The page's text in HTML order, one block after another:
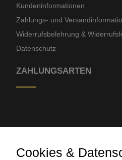
Kundeninformationen
Zahlungs- und
Widerrufsbelehrung &
Datenschutz
ZAHLUNGSARTEN
Cookies &